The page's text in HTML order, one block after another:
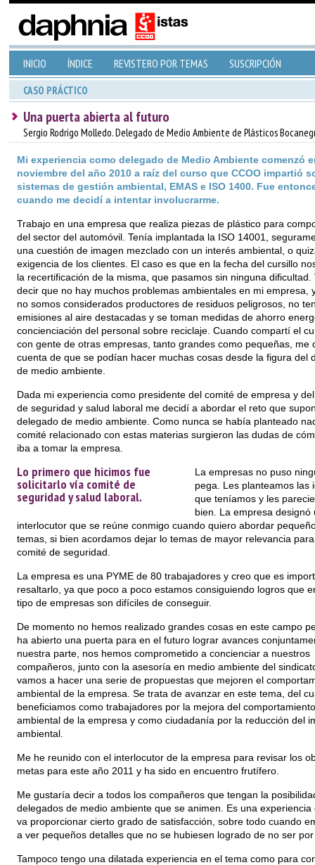
INICIO ÍNDICE REVISTERO POR TEMAS SUSCRIPCIÓN
CASO PRÁCTICO
Una puerta abierta al futuro
Sergio Rodrigo Molledo. Delegado de Medio Ambiente de Plásticos
Mi experiencia como delegado de Medio Ambiente comenzó
noviembre del año 2010 a raíz del curso que CCOO impartió
sistemas de gestión ambiental, EMAS e ISO 1400. Fue
cuando me decidí a intentar involucrarme.
Trabajo en una empresa que realiza piezas de plástico para
del sector del automóvil. Tenía implantada la ISO 14001,
una cuestión de imagen mezclado con un interés ambiental, o
exigencia de los clientes. El caso es que en la fecha del cursillo
la recertificación de la misma, que pasamos sin ninguna dificultad.
decir que no hay muchos problemas ambientales en mi empresa,
no somos considerados productores de residuos peligrosos, no
emisiones al aire destacadas y se toman medidas de ahorro
concienciación del personal sobre reciclaje. Cuando compartí el
con gente de otras empresas, tanto grandes como pequeñas, me
cuenta de que se podían hacer muchas cosas desde la figura del
de medio ambiente.
Dada mi experiencia como presidente del comité de empresa y
de seguridad y salud laboral me decidí a abordar el reto que
delegado de medio ambiente. Como nunca se había planteado
comité relacionado con estas materias surgieron las dudas de
iba a tomar la empresa.
Lo primero que hicimos fue
solicitarlo vía comité de
seguridad y salud laboral.
La empresas no puso
pega. Les planteamos las
que teníamos y les
bien. La empresa designó
interlocutor que se reúne conmigo cuando quiero abordar
temas, si bien acordamos dejar lo temas de mayor relevancia
comité de seguridad.
La empresa es una PYME de 80 trabajadores y creo que es
resaltarlo, ya que poco a poco estamos consiguiendo logros que
tipo de empresas son difíciles de conseguir.
De momento no hemos realizado grandes cosas en este campo
ha abierto una puerta para en el futuro lograr avances
nuestra parte, nos hemos comprometido a concienciar a nuestros
compañeros, junto con la asesoría en medio ambiente del
vamos a hacer una serie de propuestas que mejoren el
ambiental de la empresa. Se trata de avanzar en este tema, del
beneficiamos como trabajadores por la mejora del comportamiento
ambiental de la empresa y como ciudadanía por la reducción del
ambiental.
Me he reunido con el interlocutor de la empresa para revisar los
metas para este año 2011 y ha sido en encuentro frutífero.
Me gustaría decir a todos los compañeros que tengan la
delegados de medio ambiente que se animen. Es una experiencia
va proporcionar cierto grado de satisfacción, sobre todo cuando
a ver pequeños detalles que no se hubiesen logrado de no ser
Tampoco tengo una dilatada experiencia en el tema como para